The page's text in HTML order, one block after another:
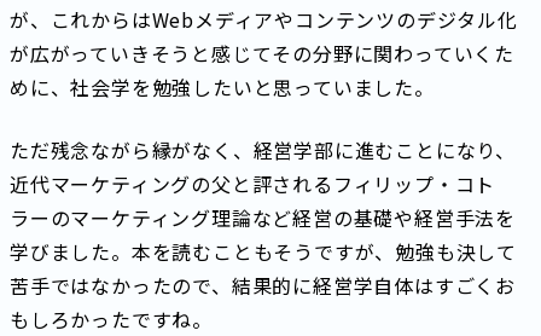
が、これからはWebメディアやコンテンツのデジタル化
が広がっていきそうと感じてその分野に関わっていくた
めに、社会学を勉強したいと思っていました。
ただ残念ながら縁がなく、経営学部に進むことになり、
近代マーケティングの父と評されるフィリップ・コト
ラーのマーケティング理論など経営の基礎や経営手法を
学びました。本を読むこともそうですが、勉強も決して
苦手ではなかったので、結果的に経営学自体はすごくお
もしろかったですね。